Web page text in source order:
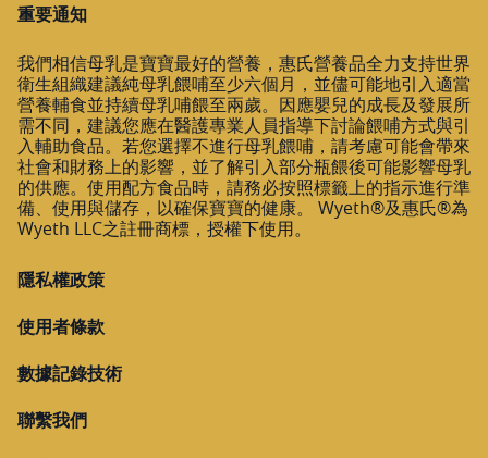
重要通知
我們相信母乳是寶寶最好的營養，惠氏營養品全力支持世界
衛生組織建議純母乳餵哺至少六個月，並儘可能地引入適當
營養輔食並持續母乳哺餵至兩歲。因應嬰兒的成長及發展所
需不同，建議您應在醫護專業人員指導下討論餵哺方式與引
入輔助食品。若您選擇不進行母乳餵哺，請考慮可能會帶來
社會和財務上的影響，並了解引入部分瓶餵後可能影響母乳
的供應。使用配方食品時，請務必按照標籤上的指示進行準
備、使用與儲存，以確保寶寶的健康。 Wyeth®及惠氏®為
Wyeth LLC之註冊商標，授權下使用。
隱私權政策
使用者條款
數據記錄技術
聯繫我們